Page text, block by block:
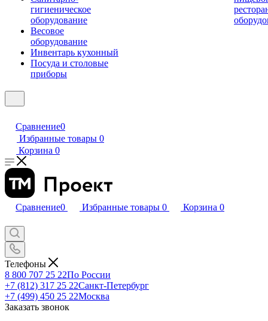
гигиеническое
оборудование
Весовое
оборудование
Инвентарь кухонный
Посуда и столовые
приборы
Сравнение0
Избранные товары 0
Корзина 0
Сравнение0 Избранные товары 0 Корзина 0
Телефоны
8 800 707 25 22По России
+7 (812) 317 25 22Санкт-Петербург
+7 (499) 450 25 22Москва
Заказать звонок